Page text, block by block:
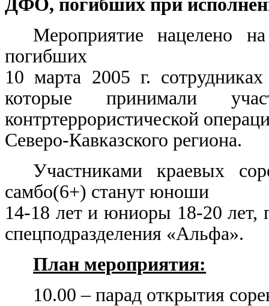
Мероприятие нацелено
погибших
10 марта 2005 г.
которые принимали
контртеррористической
Северо-Кавказского региона.
Участниками краевых
самбо(6+) станут юноши
14-18 лет и юниоры 18-20
спецподразделения «Альфа».
План мероприятия:
10.00 – парад открытия